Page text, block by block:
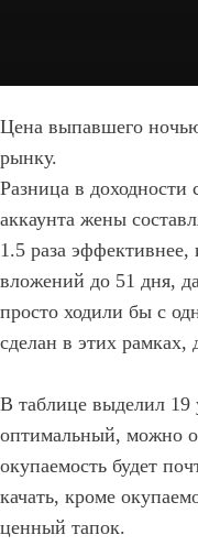
Цена выпавшего
рынку.
Разница в доходности
аккаунта жены
1.5 раза эффективнее,
вложений до 51 дня,
просто ходили бы с
сделан в этих рамках,
В таблице выделил 19
оптимальный, можно
окупаемость будет
качать, кроме
ценный тапок.